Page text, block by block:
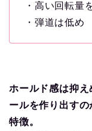
・高い回転量
・弾道は低め
ホールド感は抑
ールを作り出す
特徴。